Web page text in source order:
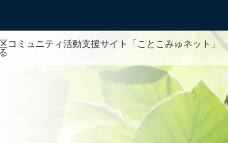
コミュニティ活動支援サイト「ことこみゅネット」